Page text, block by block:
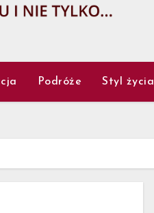
Podróże Styl życia